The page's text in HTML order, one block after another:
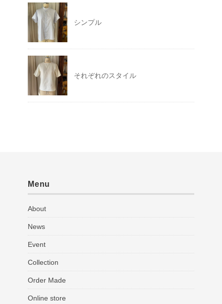
シンプル
それぞれのスタイル
Menu
About
News
Event
Collection
Order Made
Online store